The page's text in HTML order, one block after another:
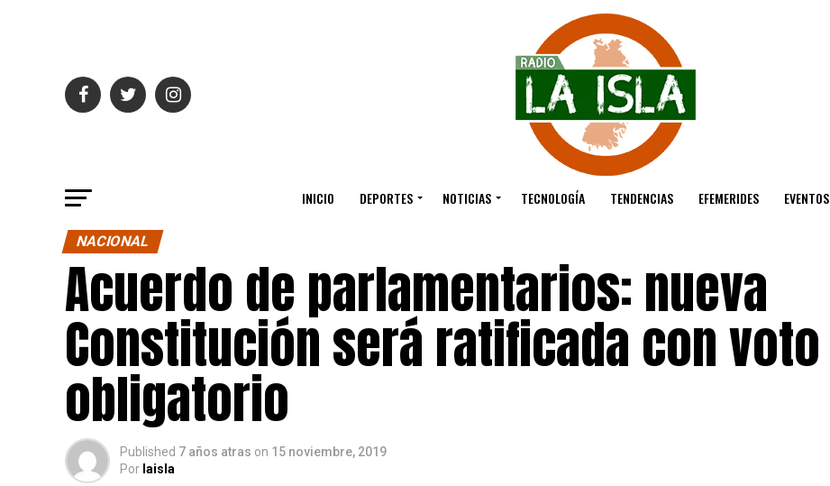
INICIO DEPORTES NOTICIAS TECNOLOGÍA TENDENCIAS EFEMERIDES EVENTOS
NACIONAL
Acuerdo de parlamentarios: nueva
Constitución será ratificada con voto
obligatorio
Published 7 años atras on 15 noviembre, 2019
Por laisla